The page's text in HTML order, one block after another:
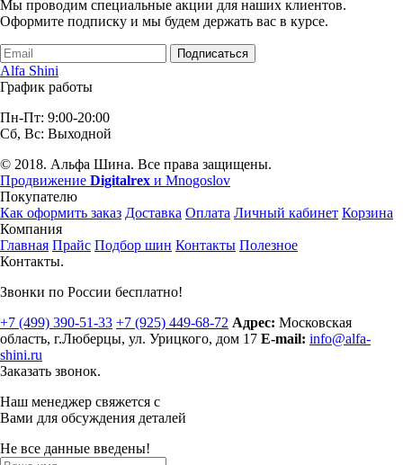
Мы проводим специальные акции для наших клиентов.
Оформите подписку и мы будем держать вас в курсе.
Подписаться
Alfa Shini
График работы
Пн-Пт: 9:00-20:00
Сб, Вс: Выходной
© 2018. Альфа Шина. Все права защищены.
Продвижение Digitalrex и Mnogoslov
Покупателю
Как оформить заказ Доставка Оплата Личный кабинет Корзина
Компания
Главная Прайс Подбор шин Контакты Полезное
Контакты.
Звонки по России бесплатно!
+7 (499) 390-51-33 +7 (925) 449-68-72 Адрес: Московская
область, г.Люберцы, ул. Урицкого, дом 17 E-mail: info@alfa-
shini.ru
Заказать звонок.
Наш менеджер свяжется с
Вами для обсуждения деталей
Не все данные введены!